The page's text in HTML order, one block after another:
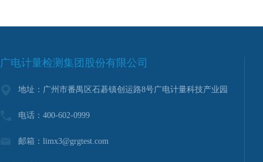
广电计量检测集团股份有限公司
地址：广州市番禺区石碁镇创运路8号广电计量科技产业园
电话：400-602-0999
邮箱：limx3@grgtest.com